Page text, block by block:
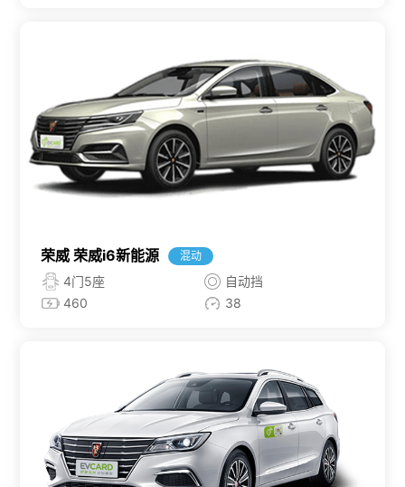
荣威 荣威i6新能源 混动
4门5座
自动挡
460
38